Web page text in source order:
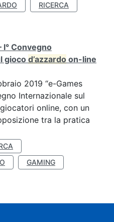
RICERCA
I° Convegno
giocod’azzardo on-line
2019 “e-Games
Internazionale sul
online, con un
tra la pratica
GAMING